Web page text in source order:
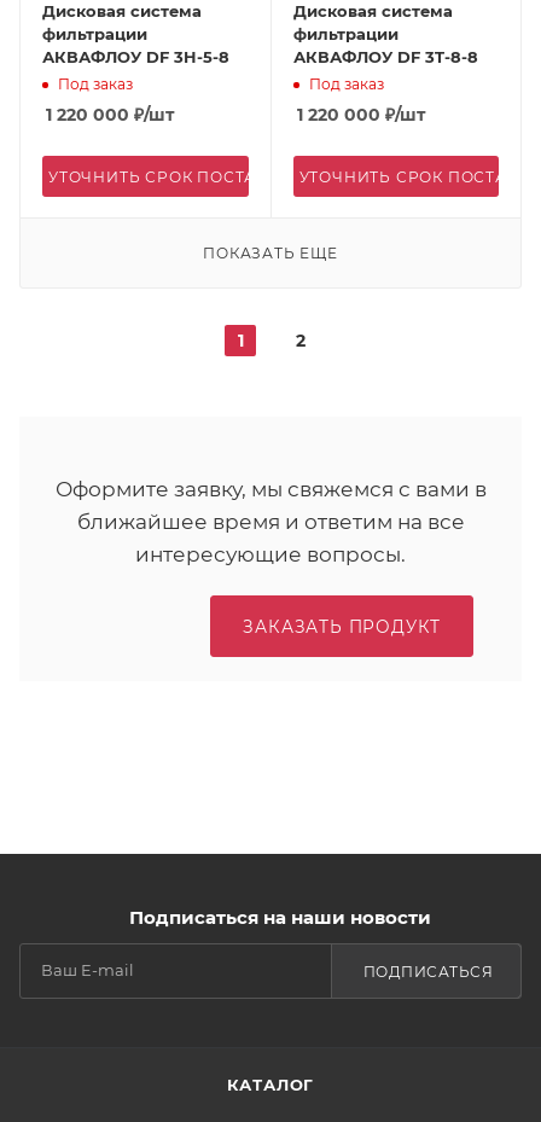
Дисковая система
фильтрации
АКВАФЛОУ DF 3H-5-8
Под заказ
1 220 000 ₽/шт
УТОЧНИТЬ СРОК ПОСТАВКИ
Дисковая система
фильтрации
АКВАФЛОУ DF 3T-8-8
Под заказ
1 220 000 ₽/шт
УТОЧНИТЬ СРОК
ПОКАЗАТЬ ЕЩЕ
1 2
Оформите заявку, мы свяжемся с вами в
ближайшее время и ответим на все
интересующие вопросы.
ЗАКАЗАТЬ ПРОДУКТ
Подписаться на наши новости
ПОДПИСАТЬСЯ
КАТАЛОГ